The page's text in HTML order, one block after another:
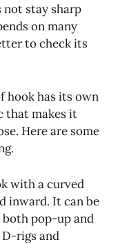
not stay sharp
on many
to check its
hook has its own
that makes it
Here are some
with a curved
inward. It can be
pop-up and
rigs and